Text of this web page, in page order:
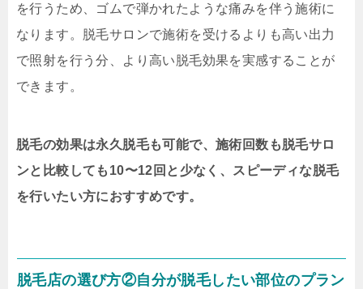
を行うため、ゴムで弾かれたような痛みを伴う施術に
なります。脱毛サロンで施術を受けるよりも高い出力
で照射を行う分、より高い脱毛効果を実感することが
できます。
脱毛の効果は永久脱毛も可能で、施術回数も脱毛サロ
ンと比較しても10〜12回と少なく、スピーディな脱毛
を行いたい方におすすめです。
脱毛店の選び方②自分が脱毛したい部位のプラン